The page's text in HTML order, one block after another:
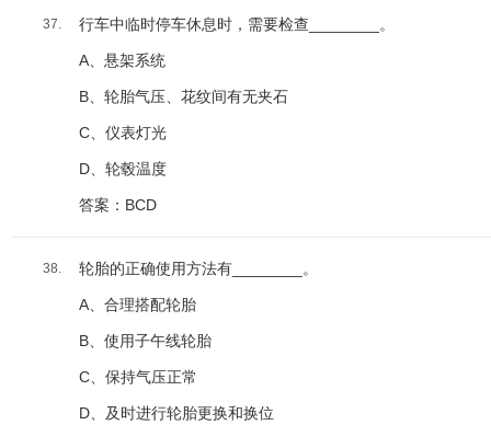
37. 行车中临时停车休息时，需要检查________。
A、悬架系统
B、轮胎气压、花纹间有无夹石
C、仪表灯光
D、轮毂温度
答案：BCD
38. 轮胎的正确使用方法有________。
A、合理搭配轮胎
B、使用子午线轮胎
C、保持气压正常
D、及时进行轮胎更换和换位